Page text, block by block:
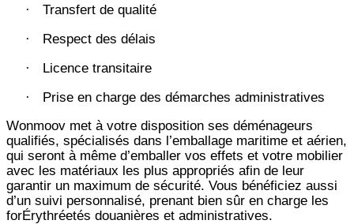
· Transfert de qualité
· Respect des délais
· Licence transitaire
·
Prise en charge des démarches administratives
Wonmoov met à votre disposition ses déménageurs
qualifiés, spécialisés dans l’emballage maritime et aérien,
qui seront à même d’emballer vos effets et votre mobilier
avec les matériaux les plus appropriés afin de leur
garantir un maximum de sécurité. Vous bénéficiez aussi
d’un suivi personnalisé, prenant bien sûr en charge les
forÉrythréetés douanières et administratives.